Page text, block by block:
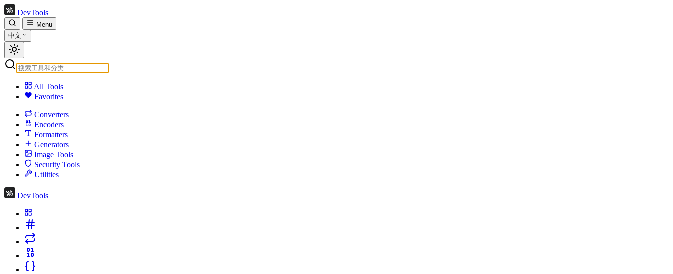
DevTools
Menu
中文
All Tools
Favorites
Converters
Encoders
Formatters
Generators
Image Tools
Security Tools
Utilities
DevTools